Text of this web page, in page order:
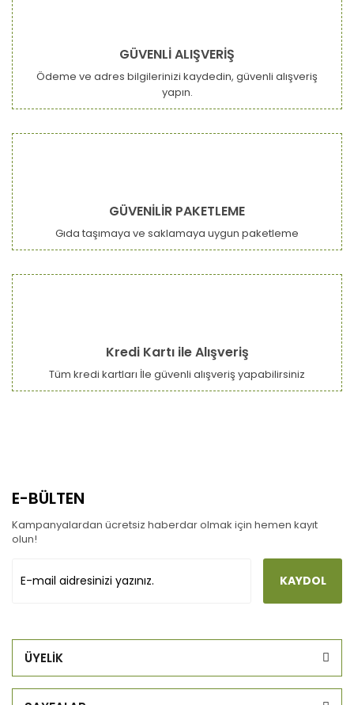
GÜVENLİ ALIŞVERİŞ
Ödeme ve adres bilgilerinizi kaydedin, güvenli alışveriş
yapın.
GÜVENİLİR PAKETLEME
Gıda taşımaya ve saklamaya uygun paketleme
Kredi Kartı ile Alışveriş
Tüm kredi kartları İle güvenli alışveriş yapabilirsiniz
E-BÜLTEN
Kampanyalardan ücretsiz haberdar olmak için hemen kayıt
olun!
KAYDOL
ÜYELİK